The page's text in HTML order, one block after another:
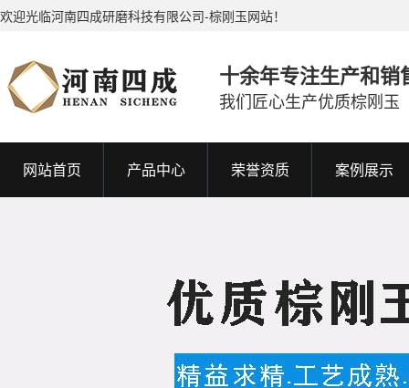
欢迎光临河南四成研磨科技有限公司-棕刚玉网站！
十余年专注生产和销
我们匠心生产优质棕刚玉
网站首页 产品中心 荣誉资质 案例展示